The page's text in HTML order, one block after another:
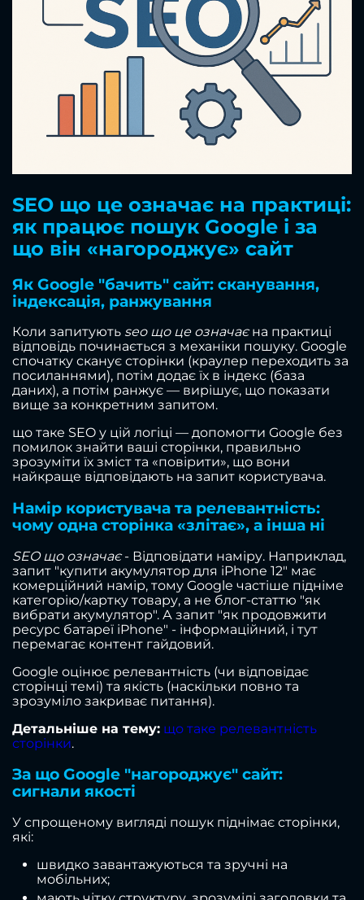
SEO що це означає на практиці:
як працює пошук Google і за
що він «нагороджує» сайт
Як Google "бачить" сайт: сканування,
індексація, ранжування
Коли запитують seo що це означаєна практиці
відповідь починається з механіки пошуку. Google
спочатку сканує сторінки (краулер переходить за
посиланнями), потім додає їх в індекс (база
даних), а потім ранжує — вирішує, що показати
вище за конкретним запитом.
що таке SEO у цій логіці — допомогти Google без
помилок знайти ваші сторінки, правильно
зрозуміти їх зміст та «повірити», що вони
найкраще відповідають на запит користувача.
Намір користувача та релевантність:
чому одна сторінка «злітає», а інша ні
SEO що означає- Відповідати наміру. Наприклад,
запит "купити акумулятор для iPhone 12" має
комерційний намір, тому Google частіше підніме
категорію/картку товару, а не блог-статтю "як
вибрати акумулятор". А запит "як продовжити
ресурс батареї iPhone" - інформаційний, і тут
перемагає контент гайдовий.
Google оцінює релевантність (чи відповідає
сторінці темі) та якість (наскільки повно та
зрозуміло закриває питання).
Детальніше на тему: що таке релевантність
сторінки.
За що Google "нагороджує" сайт:
сигнали якості
У спрощеному вигляді пошук піднімає сторінки,
які:
швидко завантажуються та зручні на
мобільних;